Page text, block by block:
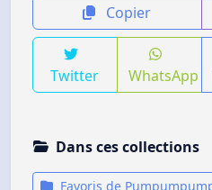
Copier
Twitter WhatsApp
Dans ces collections
Favoris de